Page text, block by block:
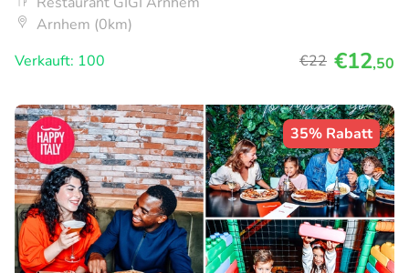
Arnhem (0km)
Verkauft: 100
€22 €12,50
35% Rabatt